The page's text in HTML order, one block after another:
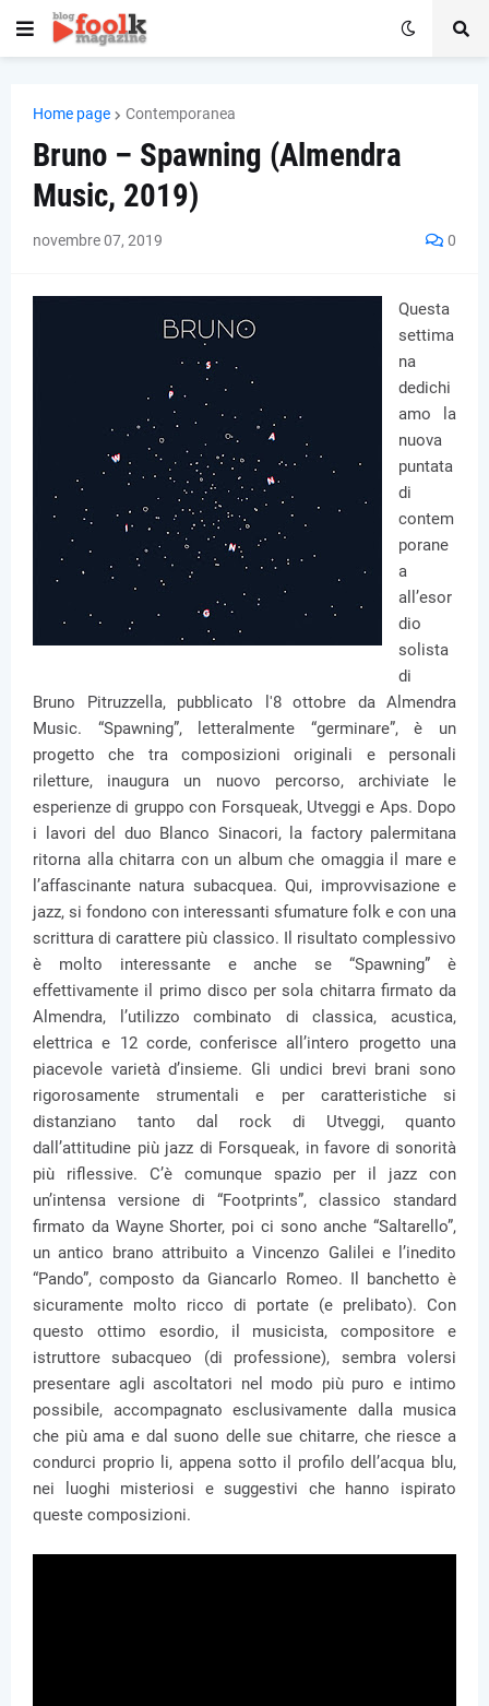
Home page Contemporanea
Bruno – Spawning (Almendra
Music, 2019)
novembre 07, 2019 0
Questa
settima
na
dedichi
amo la
nuova
puntata
di
contem
porane
a
all’esor
dio
solista
di
Bruno Pitruzzella, pubblicato l'8 ottobre da Almendra
Music. “Spawning”, letteralmente “germinare”, è un
progetto che tra composizioni originali e personali
riletture, inaugura un nuovo percorso, archiviate le
esperienze di gruppo con Forsqueak, Utveggi e Aps. Dopo
i lavori del duo Blanco Sinacori, la factory palermitana
ritorna alla chitarra con un album che omaggia il mare e
l’affascinante natura subacquea. Qui, improvvisazione e
jazz, si fondono con interessanti sfumature folk e con una
scrittura di carattere più classico. Il risultato complessivo
è molto interessante e anche se “Spawning” è
effettivamente il primo disco per sola chitarra firmato da
Almendra, l’utilizzo combinato di classica, acustica,
elettrica e 12 corde, conferisce all’intero progetto una
piacevole varietà d’insieme. Gli undici brevi brani sono
rigorosamente strumentali e per caratteristiche si
distanziano tanto dal rock di Utveggi, quanto
dall’attitudine più jazz di Forsqueak, in favore di sonorità
più riflessive. C’è comunque spazio per il jazz con
un’intensa versione di “Footprints”, classico standard
firmato da Wayne Shorter, poi ci sono anche “Saltarello”,
un antico brano attribuito a Vincenzo Galilei e l’inedito
“Pando”, composto da Giancarlo Romeo. Il banchetto è
sicuramente molto ricco di portate (e prelibato). Con
questo ottimo esordio, il musicista, compositore e
istruttore subacqueo (di professione), sembra volersi
presentare agli ascoltatori nel modo più puro e intimo
possibile, accompagnato esclusivamente dalla musica
che più ama e dal suono delle sue chitarre, che riesce a
condurci proprio li, appena sotto il profilo dell’acqua blu,
nei luoghi misteriosi e suggestivi che hanno ispirato
queste composizioni.